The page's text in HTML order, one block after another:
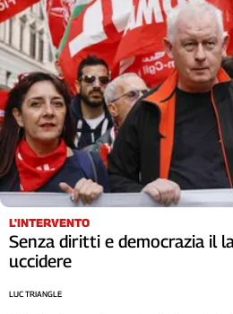
Il
Sassolino
Linea
Economica
Tech
It
Easy
Inserti
Diffusa
InFlai
trasmissioni
L'INTERVENTO
Senza diritti e democrazia il
uccidere
LUC TRIANGLE